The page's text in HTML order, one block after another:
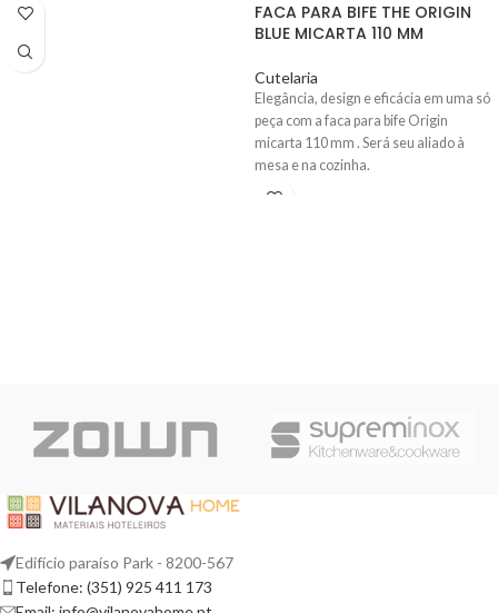
FACA PARA BIFE THE ORIGIN
BLUE MICARTA 110 MM
Cutelaria
Elegância, design e eficácia em uma só
peça com a faca para bife Origin
micarta 110 mm . Será seu aliado à
mesa e na cozinha.
Edifício paraíso Park - 8200-567
Telefone: (351) 925 411 173